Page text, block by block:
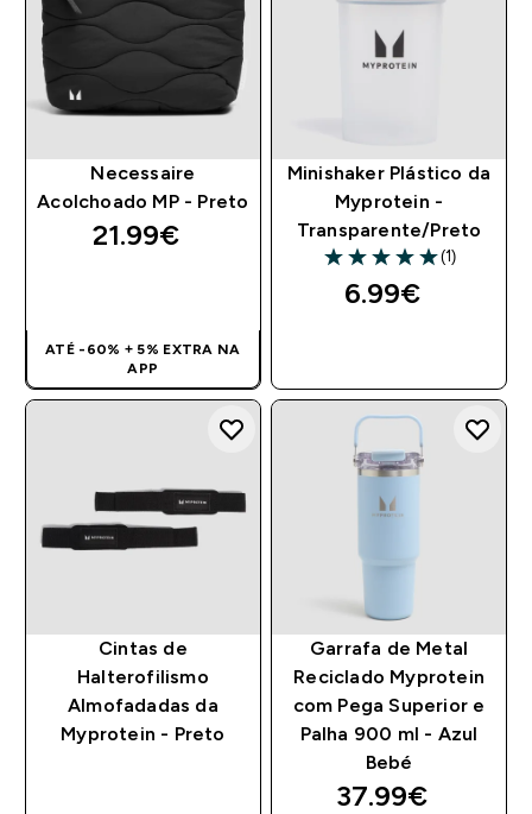
Necessaire
Acolchoado MP - Preto
21.99€‎
ATÉ -60% + 5% EXTRA NA
APP
Minishaker Plástico da
Myprotein -
Transparente/Preto
5 out of 5 stars
(1)
6.99€‎
Cintas de
Halterofilismo
Almofadadas da
Myprotein - Preto
Garrafa de Metal
Reciclado Myprotein
com Pega Superior e
Palha 900 ml - Azul
Bebé
37.99€‎